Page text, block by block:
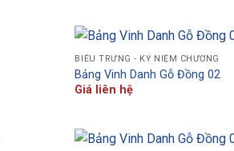
BIỂU TRƯNG - KỶ NIỆM CHƯƠNG
Bảng Vinh Danh Gỗ Đồng 02
Giá liên hệ